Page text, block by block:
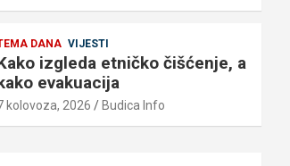
DANA VIJESTI
izgleda etničko čišćenje, a
evakuacija
kolovoza, 2026 Budica Info